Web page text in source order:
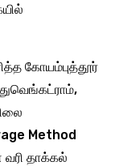
கோயம்புத்தூர்
Method
வரி தாக்கல்